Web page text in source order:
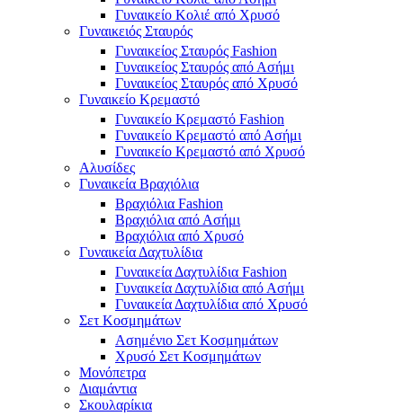
Γυναικείο Κολιέ από Χρυσό
Γυναικειός Σταυρός
Γυναικείος Σταυρός Fashion
Γυναικείος Σταυρός από Ασήμι
Γυναικείος Σταυρός από Χρυσό
Γυναικείο Κρεμαστό
Γυναικείο Κρεμαστό Fashion
Γυναικείο Κρεμαστό από Ασήμι
Γυναικείο Κρεμαστό από Χρυσό
Αλυσίδες
Γυναικεία Βραχιόλια
Βραχιόλια Fashion
Βραχιόλια από Ασήμι
Βραχιόλια από Χρυσό
Γυναικεία Δαχτυλίδια
Γυναικεία Δαχτυλίδια Fashion
Γυναικεία Δαχτυλίδια από Ασήμι
Γυναικεία Δαχτυλίδια από Χρυσό
Σετ Κοσμημάτων
Ασημένιο Σετ Κοσμημάτων
Χρυσό Σετ Κοσμημάτων
Μονόπετρα
Διαμάντια
Σκουλαρίκια